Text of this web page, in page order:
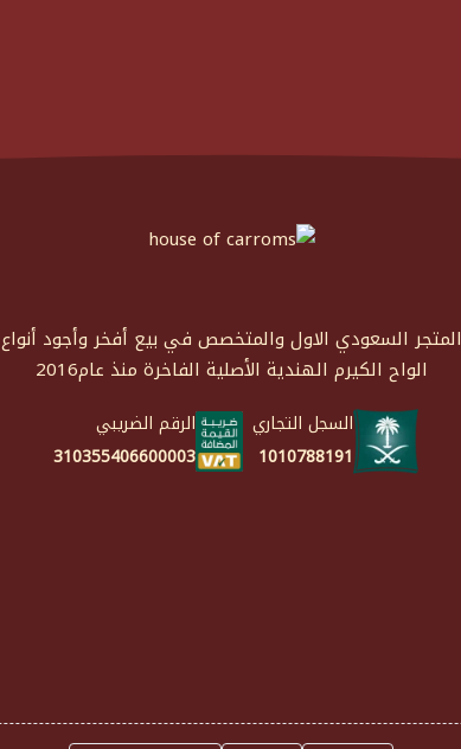
المتجر السعودي الاول والمتخصص في بيع أفخر وأجود أنواع
الواح الكيرم الهندية الأصلية الفاخرة منذ عام2016
السجل التجاري
1010788191
الرقم الضريبي
310355406600003